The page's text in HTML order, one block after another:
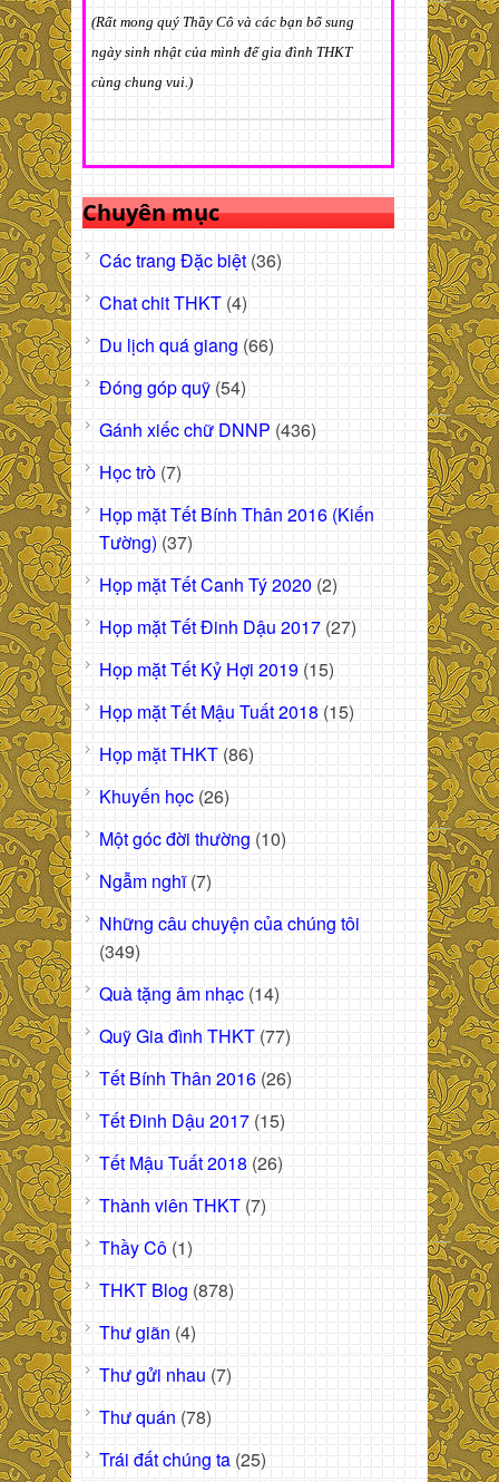
(Rất mong quý Thầy Cô và các bạn bổ sung
ngày sinh nhật của mình để gia đình THKT
cùng chung vui.)
Chuyên mục
Các trang Đặc biệt (36)
Chat chit THKT (4)
Du lịch quá giang (66)
Đóng góp quỹ (54)
Gánh xiếc chữ DNNP (436)
Học trò (7)
Họp mặt Tết Bính Thân 2016 (Kiến
Tường) (37)
Họp mặt Tết Canh Tý 2020 (2)
Họp mặt Tết Đinh Dậu 2017 (27)
Họp mặt Tết Kỷ Hợi 2019 (15)
Họp mặt Tết Mậu Tuất 2018 (15)
Họp mặt THKT (86)
Khuyến học (26)
Một góc đời thường (10)
Ngẫm nghĩ(7)
Những câu chuyện của chúng tôi
(349)
Quà tặng âm nhạc (14)
Quỹ Gia đình THKT (77)
Tết Bính Thân 2016 (26)
Tết Đinh Dậu 2017 (15)
Tết Mậu Tuất 2018 (26)
Thành viên THKT (7)
Thầy Cô (1)
THKT Blog (878)
Thư giãn (4)
Thư gửi nhau (7)
Thư quán (78)
Trái đất chúng ta (25)